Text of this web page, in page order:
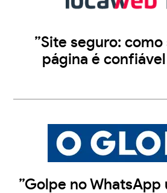
”Site seguro: como
página é confiável
”Golpe no WhatsApp